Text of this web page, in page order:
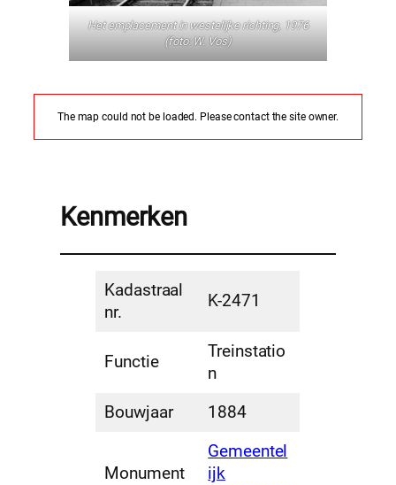
Het emplacement in westelijke richting, 1976
(foto: W. Vos)
The map could not be loaded. Please contact the site owner.
Kenmerken
Kadastraal
nr.
K-2471
Functie
Treinstatio
n
Bouwjaar
1884
Monument
Gemeentel
ijk